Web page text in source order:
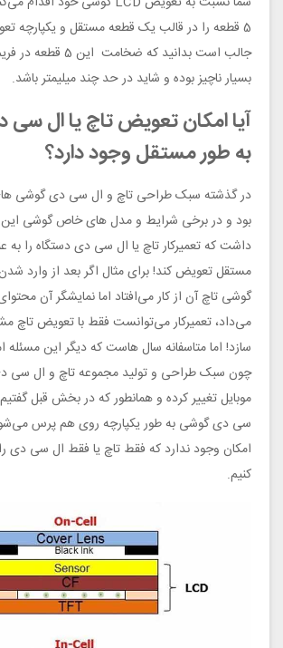
5 قطعه را در قالب یک قطعه مستقل و یکپارچه
جالب است بدانید که
بسیار ناچیز بوده و شاید در حد چند میلیمتر باشد.
آیا امکان تعویض تاچ یا ال
به طور مستقل وجود دارد؟
در گذشته سبک طراحی تاچ و ال سی دی گوشی
بود و در برخی شرایط و مدل های خاص گوشی این
داشت که تعمیرکار تاچ یا ال سی دی دستگاه را به
مستقل تعویض کند! برای مثال اگر بعد از وارد
گوشی تاچ آن از کار می‌افتاد اما نمایشگر آن
می‌داد، تعمیرکار می‌توانست فقط با تعویض تاچ
سازد! اما متاسفانه سال هاست که دیگر این مسئله
چون سبک طراحی و تولید مجموعه تاچ و ال سی
موبایل تغییر کرده و همانطور که در بخش قبل
سی دی گوشی به طور یکپارچه روی هم پرس
امکان وجود ندارد که فقط تاچ یا فقط ال سی دی
کنیم.